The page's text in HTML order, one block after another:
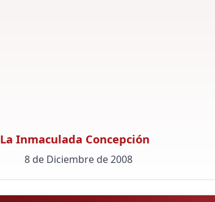
La Inmaculada Concepción
8 de Diciembre de 2008